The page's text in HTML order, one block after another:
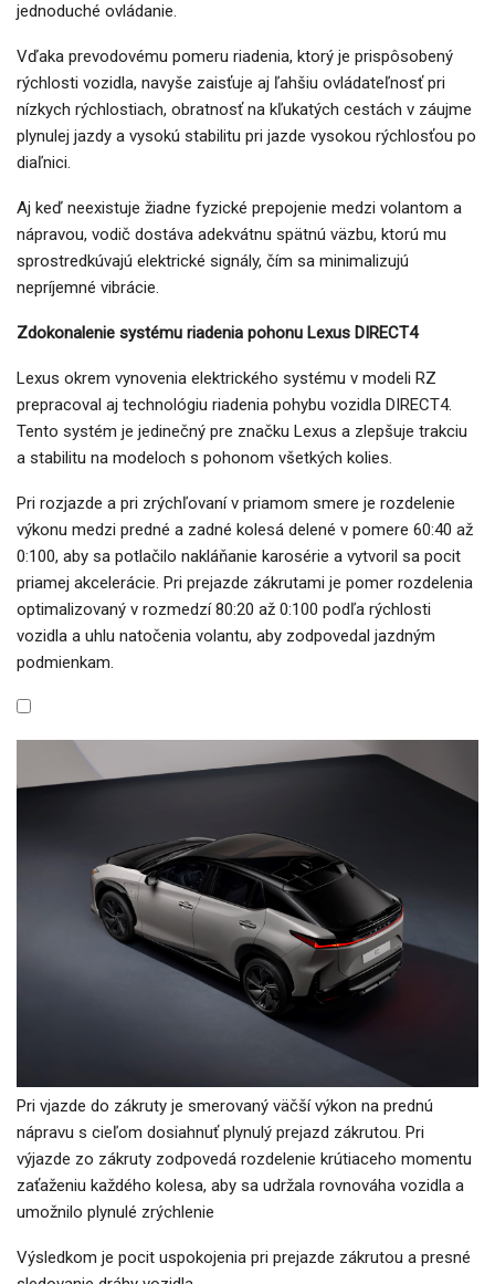
jednoduché ovládanie.
Vďaka prevodovému pomeru riadenia, ktorý je prispôsobený
rýchlosti vozidla, navyše zaisťuje aj ľahšiu ovládateľnosť pri
nízkych rýchlostiach, obratnosť na kľukatých cestách v záujme
plynulej jazdy a vysokú stabilitu pri jazde vysokou rýchlosťou po
diaľnici.
Aj keď neexistuje žiadne fyzické prepojenie medzi volantom a
nápravou, vodič dostáva adekvátnu spätnú väzbu, ktorú mu
sprostredkúvajú elektrické signály, čím sa minimalizujú
nepríjemné vibrácie.
Zdokonalenie systému riadenia pohonu Lexus DIRECT4
Lexus okrem vynovenia elektrického systému v modeli RZ
prepracoval aj technológiu riadenia pohybu vozidla DIRECT4.
Tento systém je jedinečný pre značku Lexus a zlepšuje trakciu
a stabilitu na modeloch s pohonom všetkých kolies.
Pri rozjazde a pri zrýchľovaní v priamom smere je rozdelenie
výkonu medzi predné a zadné kolesá delené v pomere 60:40 až
0:100, aby sa potlačilo nakláňanie karosérie a vytvoril sa pocit
priamej akcelerácie. Pri prejazde zákrutami je pomer rozdelenia
optimalizovaný v rozmedzí 80:20 až 0:100 podľa rýchlosti
vozidla a uhlu natočenia volantu, aby zodpovedal jazdným
podmienkam.
Pri vjazde do zákruty je smerovaný väčší výkon na prednú
nápravu s cieľom dosiahnuť plynulý prejazd zákrutou. Pri
výjazde zo zákruty zodpovedá rozdelenie krútiaceho momentu
zaťaženiu každého kolesa, aby sa udržala rovnováha vozidla a
umožnilo plynulé zrýchlenie
Výsledkom je pocit uspokojenia pri prejazde zákrutou a presné